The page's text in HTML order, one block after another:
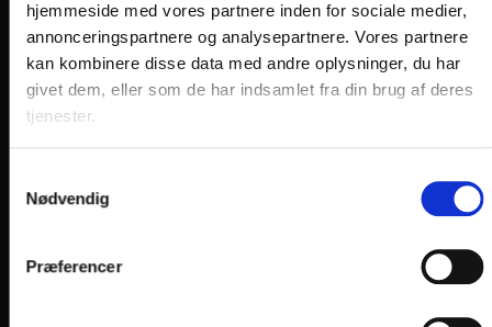
hjemmeside med vores partnere inden for sociale medier,
annonceringspartnere og analysepartnere. Vores partnere
kan kombinere disse data med andre oplysninger, du har
givet dem, eller som de har indsamlet fra din brug af deres
tjenester.
Nødvendig
Præferencer
VORES HOTELLER OG KATEGORIER